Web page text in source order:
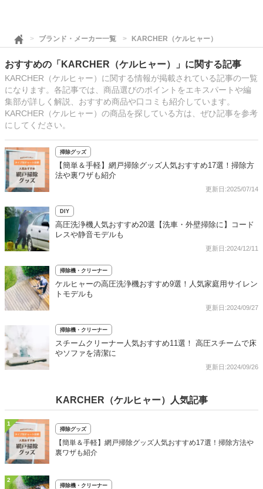
ブランド・メーカー一覧 KARCHER（ケルヒャー）
おすすめの「KARCHER（ケルヒャー）」に関する記事
KARCHER（ケルヒャー）に関する情報が掲載されている記事の一覧
になります。各記事では、商品選びのポイントをエキスパートや編
集部が詳しく解説、おすすめ商品や口コミも紹介しています。
KARCHER（ケルヒャー）の商品を探している方は、ぜひ記事を参考
にしてください。
掃除グッズ
【簡単＆手軽】網戸掃除グッズ人気おすすめ17選！掃除方
法や裏ワザも紹介
更新日:2025/07/14
DIY
高圧洗浄機人気おすすめ20選【洗車・外壁掃除に】コード
レスや静音モデルも
更新日:2024/12/11
掃除機・クリーナー
ケルヒャーの高圧洗浄機おすすめ9選！人気家庭用サイレン
トモデルも
更新日:2024/09/27
掃除機・クリーナー
スチームクリーナー人気おすすめ11選！ 高圧スチームで床
やソファを清潔に
更新日:2024/09/26
KARCHER（ケルヒャー）人気記事
1
掃除グッズ
【簡単＆手軽】網戸掃除グッズ人気おすすめ17選！掃除方法や
裏ワザも紹介
2
掃除機・クリーナー